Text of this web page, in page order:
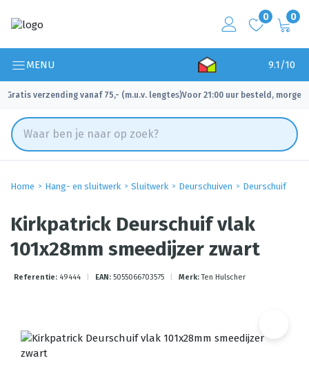
0 0
MENU 9.1/10
Gratis verzending vanaf 75,- (m.u.v. lengtes)
✓ Voor 21:00 uur besteld, morgen
Home Hang- en sluitwerk Sluitwerk Deurschuiven Deurschuif
Kirkpatrick Deurschuif vlak
101x28mm smeedijzer zwart
Referentie: 49444 EAN: 5055066703575 Merk:Ten Hulscher